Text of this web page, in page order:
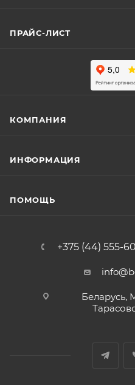
ПРАЙС-ЛИСТ
КОМПАНИЯ
ИНФОРМАЦИЯ
ПОМОЩЬ
+375 (44) 555-
Беларусь,